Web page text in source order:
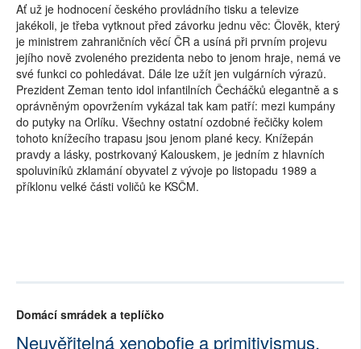
Ať už je hodnocení českého provládního tisku a televize
jakékoli, je třeba vytknout před závorku jednu věc: Člověk, který
je ministrem zahraničních věcí ČR a usíná při prvním projevu
jejího nově zvoleného prezidenta nebo to jenom hraje, nemá ve
své funkci co pohledávat. Dále lze užít jen vulgárních výrazů.
Prezident Zeman tento idol infantilních Čecháčků elegantně a s
oprávněným opovržením vykázal tak kam patří: mezi kumpány
do putyky na Orlíku. Všechny ostatní ozdobné řečičky kolem
tohoto knížecího trapasu jsou jenom plané kecy. Knížepán
pravdy a lásky, postrkovaný Kalouskem, je jedním z hlavních
spoluviníků zklamání obyvatel z vývoje po listopadu 1989 a
příklonu velké části voličů ke KSČM.
Domácí smrádek a teplíčko
Neuvěřitelná xenobofie a primitivismus,